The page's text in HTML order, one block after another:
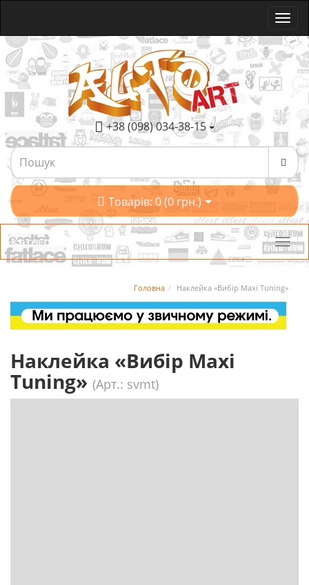
+38 (098) 034-38-15
Товарів: 0 (0 грн.)
Категорії
Головна Наклейка «Вибір Maxi Tuning»
Наклейка «Вибір Maxi
Tuning» (Арт.: svmt)